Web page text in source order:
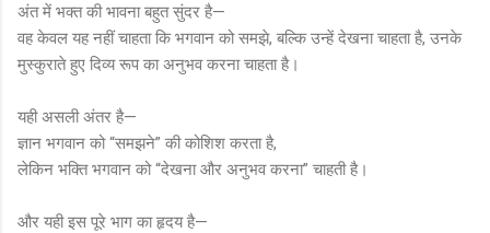
अंत में भक्त की भावना बहुत सुंदर है—
वह केवल यह नहीं चाहता कि भगवान को समझे, बल्कि उन्हें देखना चाहता है, उनके
मुस्कुराते हुए दिव्य रूप का अनुभव करना चाहता है।
यही असली अंतर है—
ज्ञान भगवान को “समझने” की कोशिश करता है,
लेकिन भक्ति भगवान को “देखना और अनुभव करना” चाहती है।
और यही इस पूरे भाग का हृदय है—